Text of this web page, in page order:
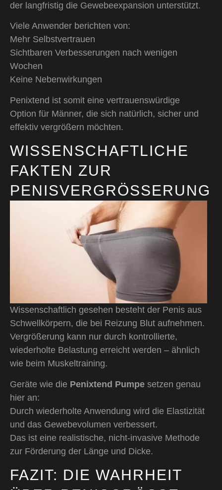
der langfristig die Gewebeexpansion unterstützt.
Viele Anwender berichten von:
Mehr Selbstvertrauen
Sichtbaren Verbesserungen nach wenigen
Wochen
Keine Nebenwirkungen
Penixtend ist somit eine vertrauenswürdige
Option für Männer, die sich natürlich, sicher und
effektiv vergrößern möchten.
WISSENSCHAFTLICHE
FAKTEN ZUR
PENISVERGRÖSSERUNG
Wissenschaftlich gesehen besteht der Penis aus
Schwellkörpern, die bei Reizung Blut aufnehmen.
Vergrößerung kann nur durch kontrollierte,
wiederholte Belastung erreicht werden – ähnlich
wie beim Muskeltraining.
Geräte wie die Penixtend Pumpe setzen genau
hier an:
Durch wiederholte Anwendung wird die Elastizität
und das Gewebevolumen verbessert.
Das ist eine realistische, nicht-invasive Methode
zur Förderung der Länge und Dicke.
FAZIT: DIE WAHRHEIT